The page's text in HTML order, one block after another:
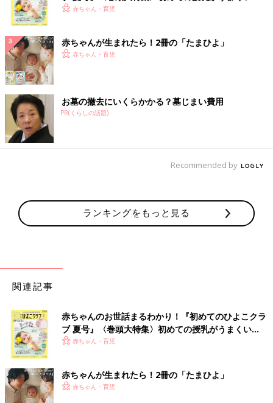
く！ おっぱい・ミルクの基本と夏のトラブル 解決テ
赤ちゃん・育児
赤ちゃんが生まれたら！2冊の「たまひよ」
赤ちゃん・育児
お墓の撤去にいくらかかる？墓じまい費用
PR(くらしの話題)
Recommended by
ランキングをもっと見る
関連記事
赤ちゃんのお世話まるわかり！『初めてのひよこクラ
ブ 夏号』〈巻頭大特集〉初めての授乳がうまくい
く！ おっぱい・ミルクの基本と夏のトラブル 解決テ
赤ちゃん・育児
赤ちゃんが生まれたら！2冊の「たまひよ」
赤ちゃん・育児